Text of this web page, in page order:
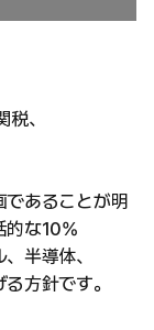
、
であることが明
的な10%
半導体、
方針です。